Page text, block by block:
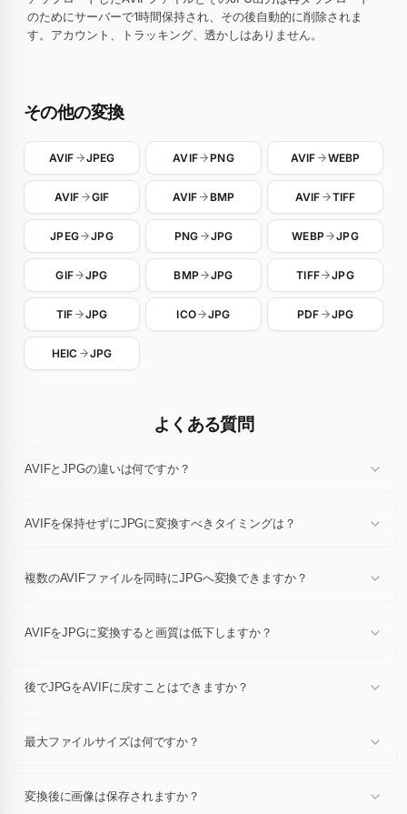
のためにサーバーで1時間保持され、その後自動的に削除されま
す。アカウント、トラッキング、透かしはありません。
その他の変換
AVIF JPEG AVIF PNG AVIF WEBP
AVIF GIF AVIF BMP AVIF TIFF
JPEG JPG PNG JPG WEBP JPG
GIF JPG BMP JPG TIFF JPG
TIF JPG ICO JPG PDF JPG
HEIC JPG
よくある質問
AVIFとJPGの違いは何ですか？
タデータ）を定義しています。AVIFをJPGに変換すると、同じ視覚的コ
AVIFを保持せずにJPGに変換すべきタイミングは？
明度が必要、公開プラットフォームが指定する形式が必要、といった場
複数のAVIFファイルを同時にJPGへ変換できますか？
てJPGに書き出せます。個別ダウンロードもZIP一括ダウンロードも可
AVIFをJPGに変換すると画質は低下しますか？
を書き込みます。追加の再圧縮はなく、通常の表示サイズでは元画像と
後でJPGをAVIFに戻すことはできますか？
ダーでピクセルが書き換えられるため、忠実度が重要な場合は往復変換
最大ファイルサイズは何ですか？
変換後に画像は保存されますか？